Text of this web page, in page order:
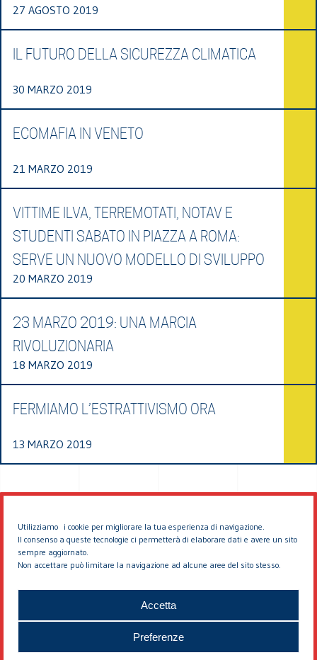
Utilizziamo i cookie per migliorare la tua esperienza di navigazione.
Il consenso a queste tecnologie ci permetterà di elaborare dati e avere un sito
sempre aggiornato.
Non accettare può limitare la navigazione ad alcune aree del sito stesso.
Accetta
Preferenze
27 AGOSTO 2019
IL FUTURO DELLA SICUREZZA CLIMATICA
30 MARZO 2019
ECOMAFIA IN VENETO
21 MARZO 2019
VITTIME ILVA, TERREMOTATI, NOTAV E
STUDENTI SABATO IN PIAZZA A ROMA:
SERVE UN NUOVO MODELLO DI SVILUPPO
20 MARZO 2019
23 MARZO 2019: UNA MARCIA
RIVOLUZIONARIA
18 MARZO 2019
FERMIAMO L’ESTRATTIVISMO ORA
13 MARZO 2019
© 2026 EDDYBURG